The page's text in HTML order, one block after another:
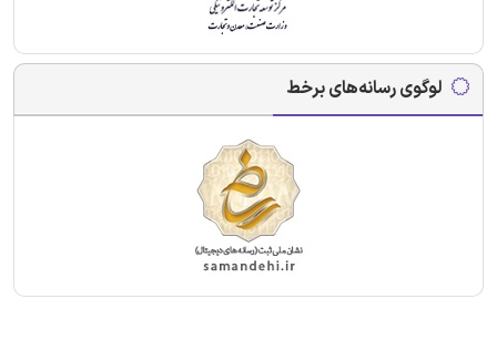
لوگوی رسانه‌های برخط